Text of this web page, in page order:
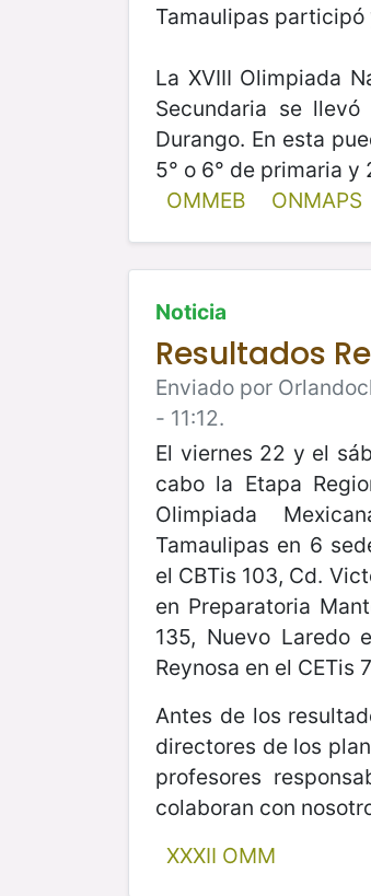
Tamaulipas
La XVIII Olimpiada
Secundaria se
Durango. En esta
5° o 6° de primaria
OMMEB
ONMAPS
Noticia
Resultados
Enviado por
- 11:12.
El viernes 22 y el
cabo la Etapa
Olimpiada
Tamaulipas en 6
el CBTis 103, Cd.
en Preparatoria
135, Nuevo Laredo
Reynosa en el CETis
Antes de los
directores de los
profesores
colaboran con
XXXII OMM